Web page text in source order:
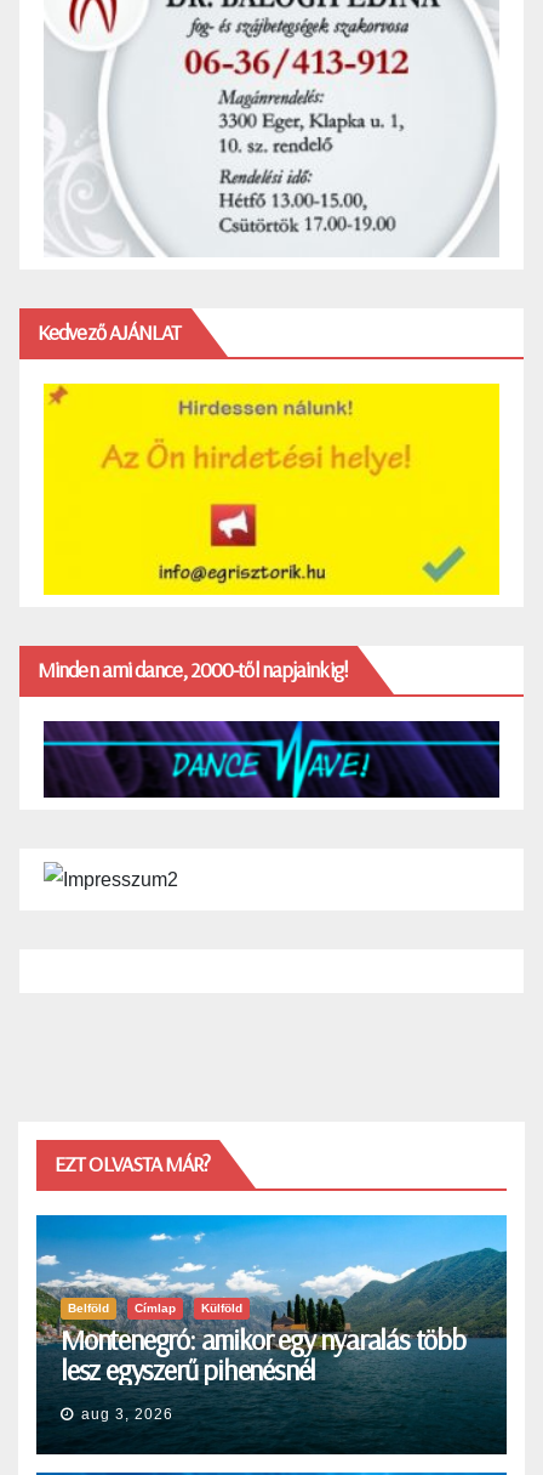
Kedvező AJÁNLAT
Minden ami dance, 2000-től napjainkig!
EZT OLVASTA MÁR?
Belföld Címlap Külföld
Montenegró: amikor egy nyaralás több
lesz egyszerű pihenésnél
aug 3, 2026